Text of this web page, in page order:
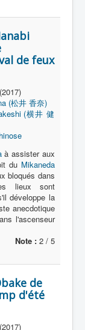
de feux
(2017)
(松井 香奈)
(横井 健
à assister aux
du Mikaneda
bloqués dans
lieux sont
développe la
anecdotique
l'ascenseur
Note : 2 / 5
de
d'été
(2017)